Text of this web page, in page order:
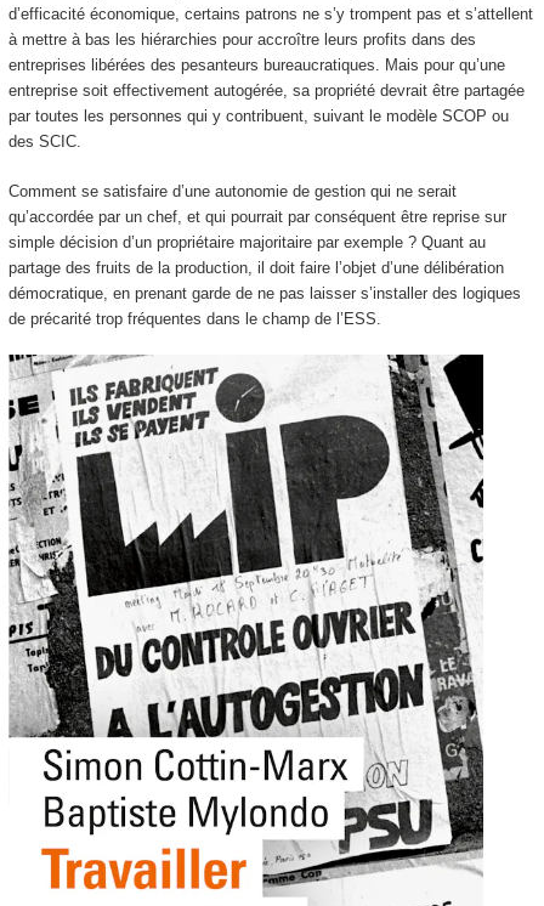
d’efficacité économique, certains patrons ne s’y trompent pas et s’attellent
à mettre à bas les hiérarchies pour accroître leurs profits dans des
entreprises libérées des pesanteurs bureaucratiques. Mais pour qu’une
entreprise soit effectivement autogérée, sa propriété devrait être partagée
par toutes les personnes qui y contribuent, suivant le modèle SCOP ou
des SCIC.
Comment se satisfaire d’une autonomie de gestion qui ne serait
qu’accordée par un chef, et qui pourrait par conséquent être reprise sur
simple décision d’un propriétaire majoritaire par exemple ? Quant au
partage des fruits de la production, il doit faire l’objet d’une délibération
démocratique, en prenant garde de ne pas laisser s’installer des logiques
de précarité trop fréquentes dans le champ de l’ESS.